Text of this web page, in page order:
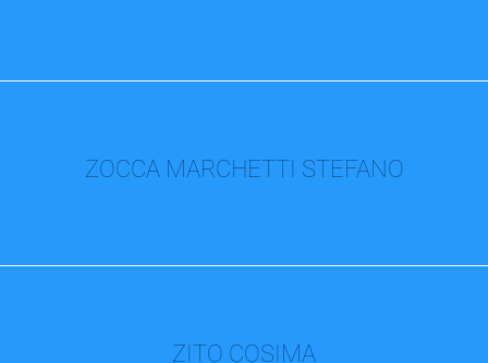
ZOCCA MARCHETTI STEFANO
ZITO COSIMA